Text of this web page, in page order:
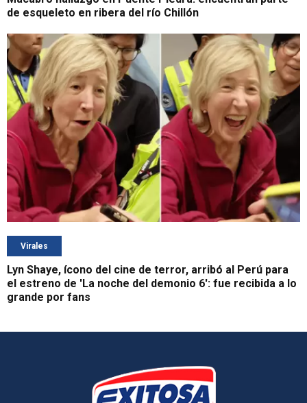
de esqueleto en ribera del río Chillón
Virales
Lyn Shaye, ícono del cine de terror, arribó al Perú para
el estreno de 'La noche del demonio 6': fue recibida a lo
grande por fans